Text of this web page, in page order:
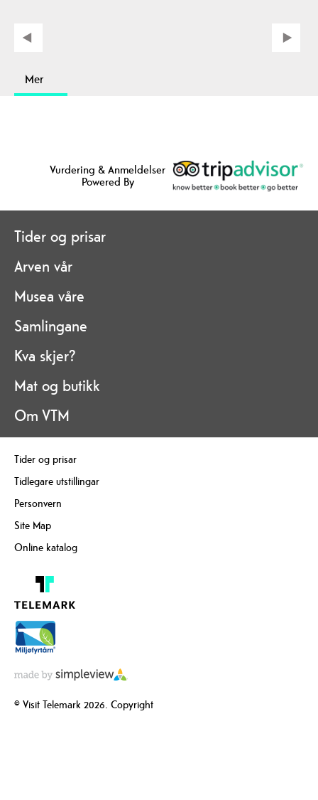
Mer
Vurdering & Anmeldelser
Powered By
Tider og prisar
Arven vår
Musea våre
Samlingane
Kva skjer?
Mat og butikk
Om VTM
Tider og prisar
Tidlegare utstillingar
Personvern
Site Map
Online katalog
© Visit Telemark 2026. Copyright